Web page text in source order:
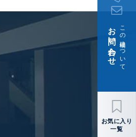
この建物について
お問い合わせ